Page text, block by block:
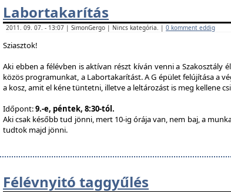
Labortakarítás
2011. 09. 07. - 13:07 | SimonGergo | Nincs kategória. | 0 komment eddig
Sziasztok!
Aki ebben a félévben is aktívan részt kíván venni a Szakosztály
közös programunkat, a Labortakarítást. A G épület felújítása a
a kosz, amit el kéne tüntetni, illetve a leltározást is meg kellene
Időpont:9.-e, péntek, 8:30-tól.
Aki csak később tud jönni, mert 10-ig órája van, nem baj, a
tudtok majd jönni.
Félévnyitó taggyűlés